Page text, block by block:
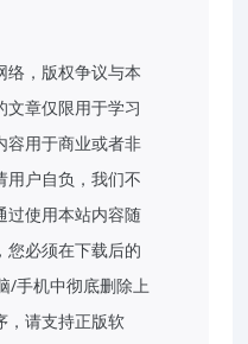
络，版权争议与本
文章仅限用于学习
容用于商业或者非
用户自负，我们不
过使用本站内容随
您必须在下载后的
/手机中彻底删除上
，请支持正版软